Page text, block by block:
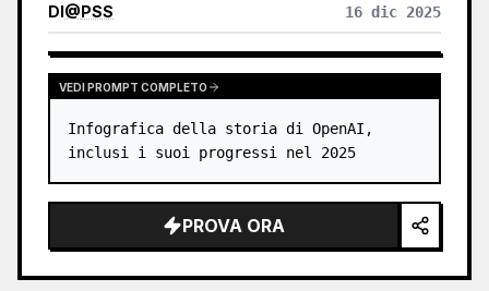
DI@PSS 16 dic 2025
VEDI PROMPT COMPLETO
Infografica della storia di OpenAI,
inclusi i suoi progressi nel 2025
PROVA ORA